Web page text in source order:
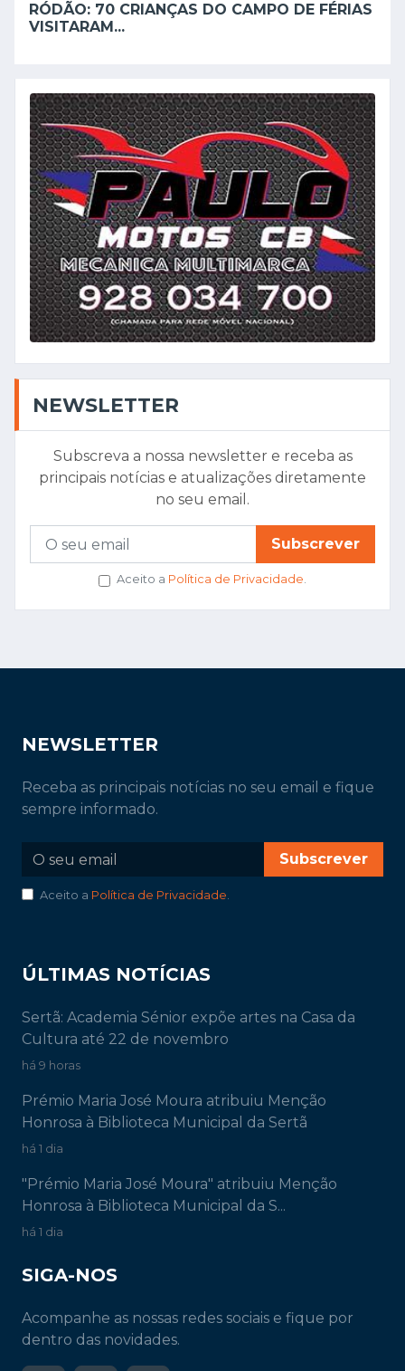
RÓDÃO: 70 CRIANÇAS DO CAMPO DE FÉRIAS
VISITARAM...
NEWSLETTER
Subscreva a nossa newsletter e receba as
principais notícias e atualizações diretamente
no seu email.
Subscrever
Aceito a Política de Privacidade.
NEWSLETTER
Receba as principais notícias no seu email e fique
sempre informado.
Subscrever
Aceito a Política de Privacidade.
ÚLTIMAS NOTÍCIAS
Sertã: Academia Sénior expõe artes na Casa da
Cultura até 22 de novembro
há 9 horas
Prémio Maria José Moura atribuiu Menção
Honrosa à Biblioteca Municipal da Sertã
há 1 dia
"Prémio Maria José Moura" atribuiu Menção
Honrosa à Biblioteca Municipal da S...
há 1 dia
SIGA-NOS
Acompanhe as nossas redes sociais e fique por
dentro das novidades.